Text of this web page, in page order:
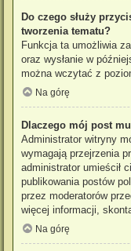
Do czego służy
tworzenia tematu?
Funkcja ta umożliwia
oraz wysłanie w
można wczytać z
Na górę
Dlaczego mój post
Administrator witryny
wymagają przejrzenia
administrator umieścił
publikowania postów
przez moderatorów
więcej informacji,
Na górę